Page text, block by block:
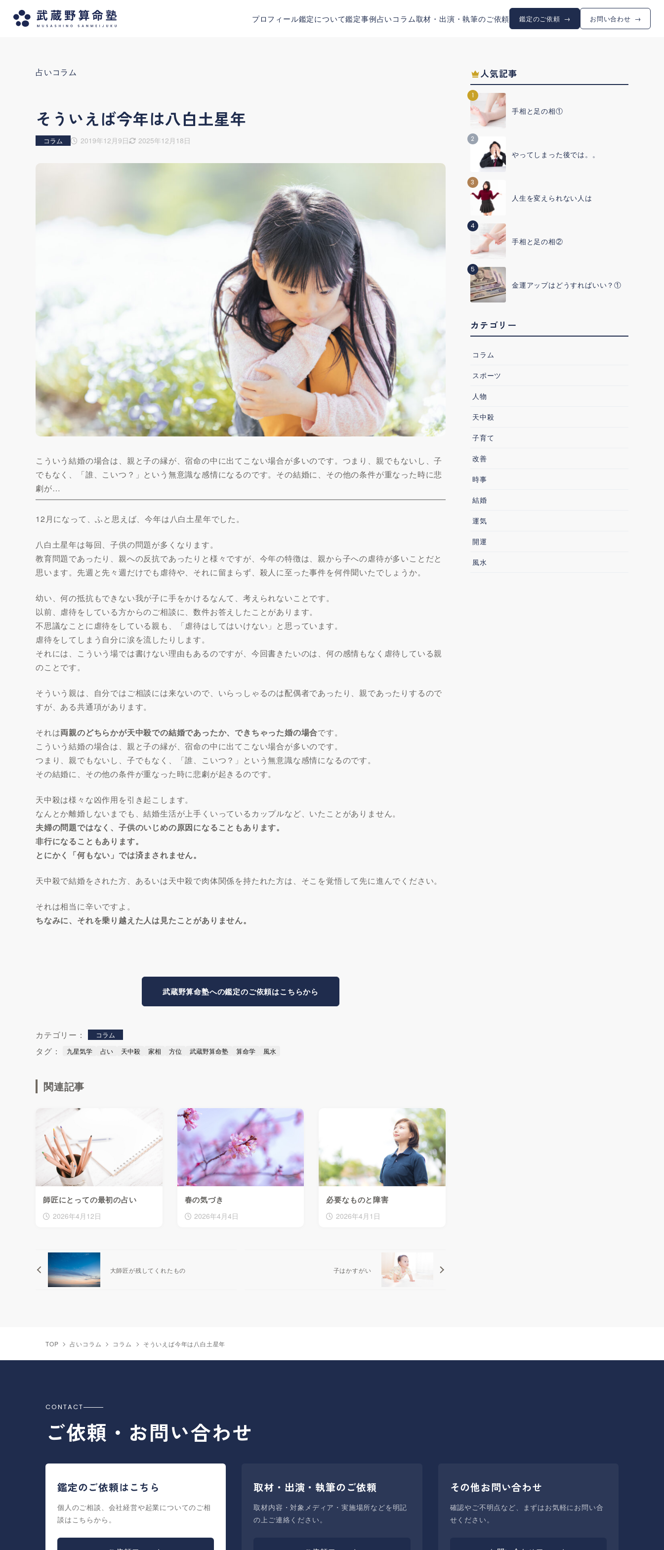
プロフィール鑑定について鑑定事例占いコラム取材・出演・執筆のご依頼 鑑定のご依頼 お問い合わせ
占いコラム
そういえば今年は八白土星年
2019年12月9日 2025年12月18日
コラム
こういう結婚の場合は、親と子の縁が、宿命の中に出てこない場合が多いのです。つまり、親でもないし、子
でもなく、「誰、こいつ？」という無意識な感情になるのです。その結婚に、その他の条件が重なった時に悲
劇が…
12月になって、ふと思えば、今年は八白土星年でした。
八白土星年は毎回、子供の問題が多くなります。
教育問題であったり、親への反抗であったりと様々ですが、今年の特徴は、親から子への虐待が多いことだと
思います。先週と先々週だけでも虐待や、それに留まらず、殺人に至った事件を何件聞いたでしょうか。
幼い、何の抵抗もできない我が子に手をかけるなんて、考えられないことです。
以前、虐待をしている方からのご相談に、数件お答えしたことがあります。
不思議なことに虐待をしている親も、「虐待はしてはいけない」と思っています。
虐待をしてしまう自分に涙を流したりします。
それには、こういう場では書けない理由もあるのですが、今回書きたいのは、何の感情もなく虐待している親
のことです。
そういう親は、自分ではご相談には来ないので、いらっしゃるのは配偶者であったり、親であったりするので
すが、ある共通項があります。
それは両親のどちらかが天中殺での結婚であったか、できちゃった婚の場合です。
こういう結婚の場合は、親と子の縁が、宿命の中に出てこない場合が多いのです。
つまり、親でもないし、子でもなく、「誰、こいつ？」という無意識な感情になるのです。
その結婚に、その他の条件が重なった時に悲劇が起きるのです。
天中殺は様々な凶作用を引き起こします。
なんとか離婚しないまでも、結婚生活が上手くいっているカップルなど、いたことがありません。
夫婦の問題ではなく、子供のいじめの原因になることもあります。
非行になることもあります。
とにかく「何もない」では済まされません。
天中殺で結婚をされた方、あるいは天中殺で肉体関係を持たれた方は、そこを覚悟して先に進んでください。
それは相当に辛いですよ。
ちなみに、それを乗り越えた人は見たことがありません。
武蔵野算命塾への鑑定のご依頼はこちらから
カテゴリー： コラム
タグ： 九星気学 占い 天中殺 家相 方位 武蔵野算命塾 算命学 風水
関連記事
師匠にとっての最初の占い
2026年4月12日
春の気づき
2026年4月4日
必要なものと障害
2026年4月1日
大師匠が残してくれたもの 子はかすがい
人気記事
1
手相と足の相①
2
やってしまった後では。。
3
人生を変えられない人は
4
手相と足の相②
5
金運アップはどうすればいい？①
カテゴリー
コラム
スポーツ
人物
天中殺
子育て
改善
時事
結婚
運気
開運
風水
TOP 占いコラム コラム そういえば今年は八白土星年
CONTACT
ご依頼・お問い合わせ
鑑定のご依頼はこちら
個人のご相談、会社経営や起業についてのご相
談はこちらから。
取材・出演・執筆のご依頼
取材内容・対象メディア・実施場所などを明記
の上ご連絡ください。
その他お問い合わせ
確認やご不明点など、まずはお気軽にお問い合
せください。